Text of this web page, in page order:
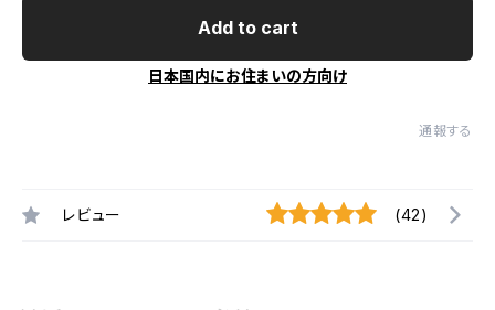
Add to cart
日本国内にお住まいの方向け
通報する
レビュー (42)